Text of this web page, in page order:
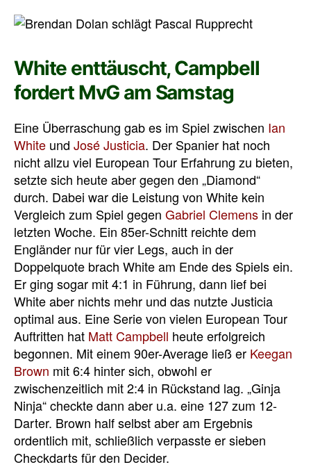
White enttäuscht, Campbell
fordert MvG am Samstag
Eine Überraschung gab es im Spiel zwischen Ian
White und José Justicia. Der Spanier hat noch
nicht allzu viel European Tour Erfahrung zu bieten,
setzte sich heute aber gegen den „Diamond“
durch. Dabei war die Leistung von White kein
Vergleich zum Spiel gegen Gabriel Clemens in der
letzten Woche. Ein 85er-Schnitt reichte dem
Engländer nur für vier Legs, auch in der
Doppelquote brach White am Ende des Spiels ein.
Er ging sogar mit 4:1 in Führung, dann lief bei
White aber nichts mehr und das nutzte Justicia
optimal aus. Eine Serie von vielen European Tour
Auftritten hat Matt Campbell heute erfolgreich
begonnen. Mit einem 90er-Average ließ er Keegan
Brown mit 6:4 hinter sich, obwohl er
zwischenzeitlich mit 2:4 in Rückstand lag. „Ginja
Ninja“ checkte dann aber u.a. eine 127 zum 12-
Darter. Brown half selbst aber am Ergebnis
ordentlich mit, schließlich verpasste er sieben
Checkdarts für den Decider.